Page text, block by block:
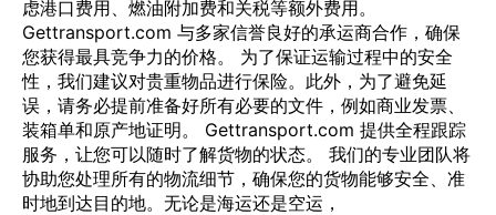
虑港口费用、燃油附加费和关税等额外费用。
Gettransport.com 与多家信誉良好的承运商合作，确保
您获得最具竞争力的价格。 为了保证运输过程中的安全
性，我们建议对贵重物品进行保险。此外，为了避免延
误，请务必提前准备好所有必要的文件，例如商业发票、
装箱单和原产地证明。 Gettransport.com 提供全程跟踪
服务，让您可以随时了解货物的状态。 我们的专业团队将
协助您处理所有的物流细节，确保您的货物能够安全、准
时地到达目的地。无论是海运还是空运，